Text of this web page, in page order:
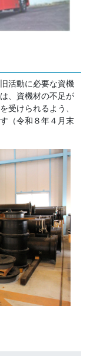
活動に必要な資機
、資機材の不足が
受けられるよう、
（令和８年４月末